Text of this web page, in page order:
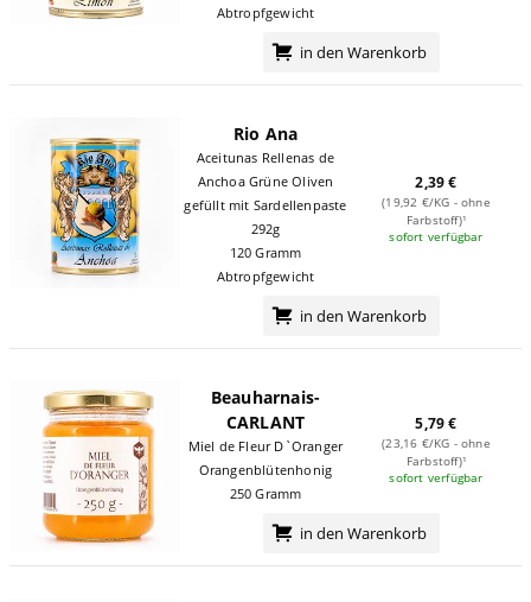
Abtropfgewicht
in den Warenkorb
Rio Ana
Aceitunas Rellenas de
Anchoa Grüne Oliven
gefüllt mit Sardellenpaste
292g
120 Gramm
Abtropfgewicht
2,39 €
(19,92 €/KG - ohne
Farbstoff)¹
sofort verfügbar
in den Warenkorb
Beauharnais-
CARLANT
Miel de Fleur D`Oranger
Orangenblütenhonig
250 Gramm
5,79 €
(23,16 €/KG - ohne
Farbstoff)¹
sofort verfügbar
in den Warenkorb